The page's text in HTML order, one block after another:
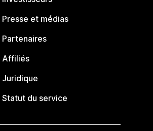
Presse et médias
Partenaires
Affiliés
Juridique
Statut du service